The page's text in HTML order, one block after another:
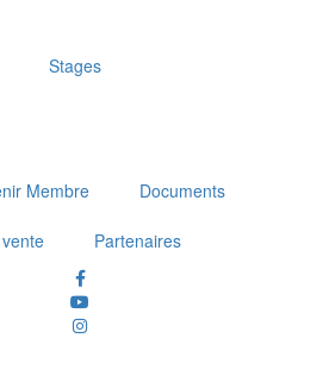
Stages
Membre Documents
Partenaires
facebook
instagram